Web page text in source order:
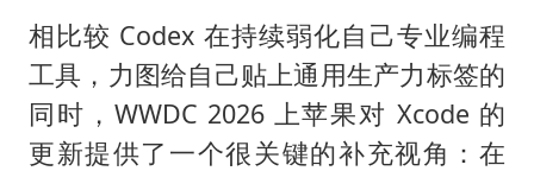
相比较 Codex 在持续弱化自己专业编程
工具，力图给自己贴上通用生产力标签的
同时，WWDC 2026 上苹果对 Xcode 的
更新提供了一个很关键的补充视角：在